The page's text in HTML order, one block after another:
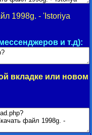
1998g. - 'Istoriya
и т.д):
вкладке или новом